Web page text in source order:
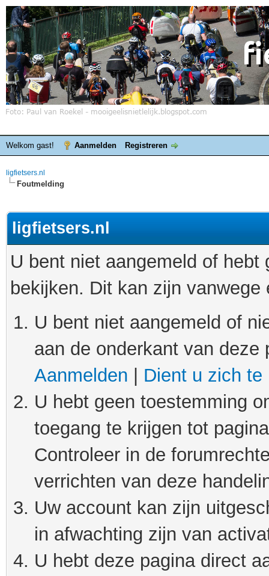
Welkom gast! Aanmelden Registreren
ligfietsers.nl
Foutmelding
ligfietsers.nl
U bent niet aangemeld of
bekijken. Dit kan zijn
U bent niet aangemeld of
aan de onderkant van
Aanmelden
Dient u zich te
U hebt geen toestemming
toegang te krijgen tot
Controleer in de
verrichten van deze
Uw account kan zijn
in afwachting zijn van
U hebt deze pagina direct